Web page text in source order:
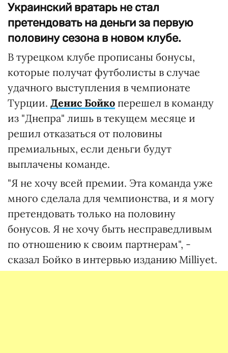
Украинский вратарь не стал
претендовать на деньги за первую
половину сезона в новом клубе.
В турецком клубе прописаны бонусы,
которые получат футболисты в случае
удачного выступления в чемпионате
Турции. Денис Бойко перешел в команду
из "Днепра" лишь в текущем месяце и
решил отказаться от половины
премиальных, если деньги будут
выплачены команде.
"Я не хочу всей премии. Эта команда уже
много сделала для чемпионства, и я могу
претендовать только на половину
бонусов. Я не хочу быть несправедливым
по отношению к своим партнерам", -
сказал Бойко в интервью изданию Milliyet.